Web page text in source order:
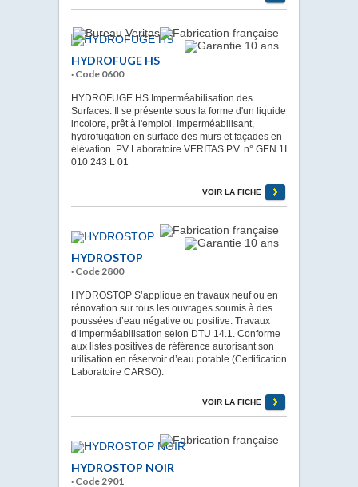
HYDROFUGE HS
· Code 0600
HYDROFUGE HS Imperméabilisation des
Surfaces. Il se présente sous la forme d'un liquide
incolore, prêt à l'emploi. Imperméabilisant,
hydrofugation en surface des murs et façades en
élévation. PV Laboratoire VERITAS P.V. n° GEN 1I
010 243 L 01
VOIR LA FICHE
HYDROSTOP
· Code 2800
HYDROSTOP S’applique en travaux neuf ou en
rénovation sur tous les ouvrages soumis à des
poussées d’eau négative ou positive. Travaux
d’imperméabilisation selon DTU 14.1. Conforme
aux listes positives de référence autorisant son
utilisation en réservoir d’eau potable (Certification
Laboratoire CARSO).
VOIR LA FICHE
HYDROSTOP NOIR
· Code 2901